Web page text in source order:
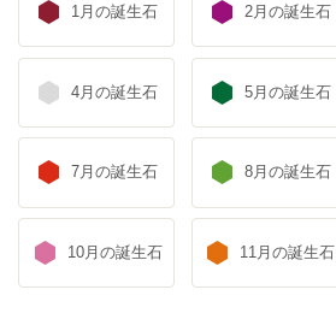
1月の誕生石 2月の誕生石
4月の誕生石 5月の誕生石
7月の誕生石 8月の誕生石
10月の誕生石 11月の誕生石